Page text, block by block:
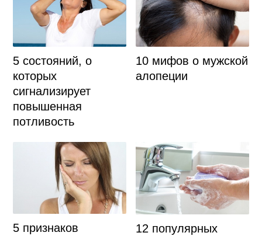
5 состояний, о
которых
сигнализирует
повышенная
потливость
10 мифов о мужской
алопеции
5 признаков
12 популярных